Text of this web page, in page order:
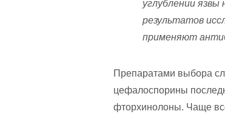
углублении
результатов
применяют
Препаратами выбора
цефалоспорины
фторхинолоны. Чаще